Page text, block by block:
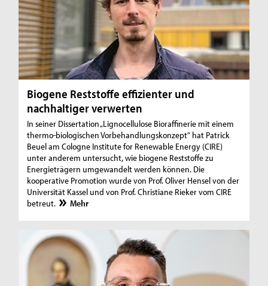
Biogene Reststoffe effizienter und
nachhaltiger verwerten
In seiner Dissertation „Lignocellulose Bioraffinerie mit einem
thermo-biologischen Vorbehandlungskonzept“ hat Patrick
Beuel am Cologne Institute for Renewable Energy (CIRE)
unter anderem untersucht, wie biogene Reststoffe zu
Energieträgern umgewandelt werden können. Die
kooperative Promotion wurde von Prof. Oliver Hensel von der
Universität Kassel und von Prof. Christiane Rieker vom CIRE
betreut.
Mehr